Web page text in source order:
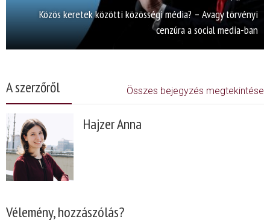
Közös keretek közötti közösségi média? – Avagy törvényi
cenzúra a social media-ban
A szerzőről Összes bejegyzés megtekintése
Hajzer Anna
Vélemény, hozzászólás?